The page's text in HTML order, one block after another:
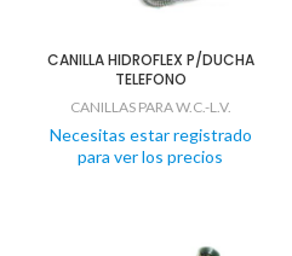
CANILLA HIDROFLEX P/DUCHA
TELEFONO
CANILLAS PARA W.C.-L.V.
Necesitas estar registrado
para ver los precios